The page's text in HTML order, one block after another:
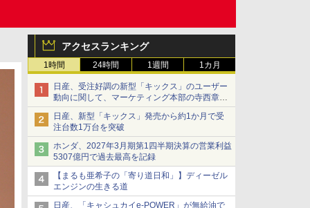
アクセスランキング
1時間 24時間 1週間 1カ月
日産、受注好調の新型「キックス」のユーザー
動向に関して、マーケティング本部の寺西章氏
が解説
日産、新型「キックス」発売から約1か月で受
注台数1万台を突破
ホンダ、2027年3月期第1四半期決算の営業利益
5307億円で過去最高を記録
【まるも亜希子の「寄り道日和」】ディーゼル
エンジンの生きる道
日産、「キャシュカイe-POWER」が無給油で